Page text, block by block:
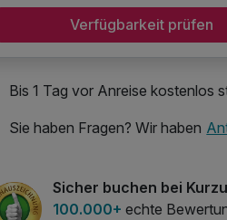
Verfügbarkeit prüfen
Bis 1 Tag vor Anreise kostenlos
Sie haben Fragen? Wir haben
Sicher buchen bei
100.000+ echte